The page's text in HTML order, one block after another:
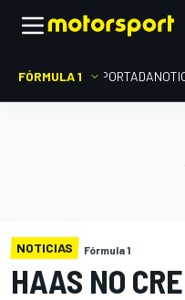
FÓRMULA 1 PORTADA
NOTICIAS Fórmula 1
HAAS NO